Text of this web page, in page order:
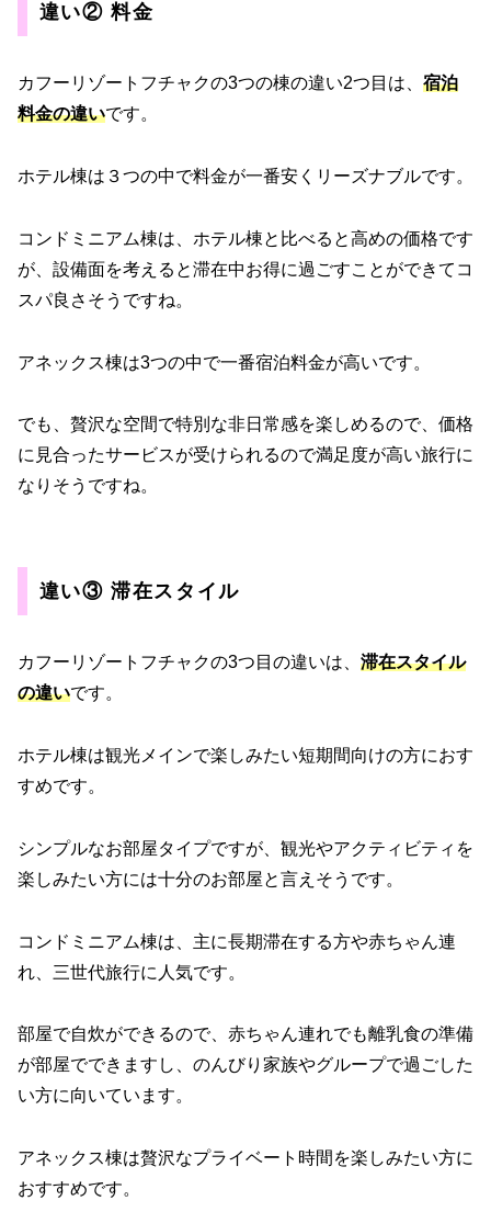
違い② 料金
カフーリゾートフチャクの3つの棟の違い2つ目は、 宿泊
料金の違いです。
ホテル棟は３つの中で料金が一番安くリーズナブルです。
コンドミニアム棟は、ホテル棟と比べると高めの価格です
が、設備面を考えると滞在中お得に過ごすことができてコ
スパ良さそうですね。
アネックス棟は3つの中で一番宿泊料金が高いです。
でも、贅沢な空間で特別な非日常感を楽しめるので、価格
に見合ったサービスが受けられるので満足度が高い旅行に
なりそうですね。
違い③ 滞在スタイル
カフーリゾートフチャクの3つ目の違いは、 滞在スタイル
の違いです。
ホテル棟は観光メインで楽しみたい短期間向けの方におす
すめです。
シンプルなお部屋タイプですが、観光やアクティビティを
楽しみたい方には十分のお部屋と言えそうです。
コンドミニアム棟は、主に長期滞在する方や赤ちゃん連
れ、三世代旅行に人気です。
部屋で自炊ができるので、赤ちゃん連れでも離乳食の準備
が部屋でできますし、のんびり家族やグループで過ごした
い方に向いています。
アネックス棟は贅沢なプライベート時間を楽しみたい方に
おすすめです。